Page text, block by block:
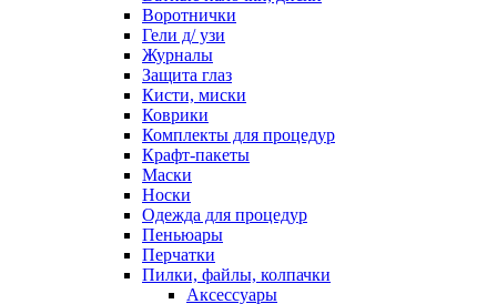
Воротнички
Гели д/ узи
Журналы
Защита глаз
Кисти, миски
Коврики
Комплекты для процедур
Крафт-пакеты
Маски
Носки
Одежда для процедур
Пеньюары
Перчатки
Пилки, файлы, колпачки
Аксессуары